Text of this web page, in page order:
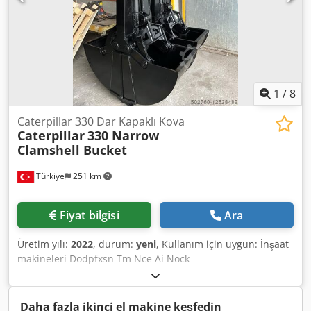
1 /8
Türkiye 251 km
Caterpillar 330 Dar Kapaklı Kova
Caterpillar330 Narrow
Clamshell Bucket
Fiyat bilgisi Ara
Üretim yılı: 2022, durum: yeni, Kullanım için uygun: İnşaat
makineleri Dodpfxsn Tm Nce Ai Nock
Daha fazla ikinci el makine keşfedin